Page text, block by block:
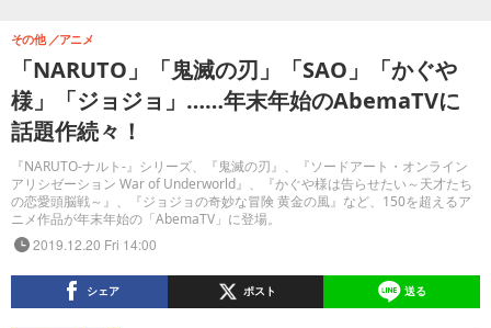
「NARUTO」「鬼滅の刃」「SAO」「かぐや
様」「ジョジョ」……年末年始のAbemaTVに
話題作続々！
『NARUTO-ナルト-』シリーズ、『鬼滅の刃』、『ソードアート・オンライン
アリシゼーション War of Underworld』、『かぐや様は告らせたい～天才たち
の恋愛頭脳戦～』、『ジョジョの奇妙な冒険 黄金の風』など、150を超えるア
ニメ作品が年末年始の「AbemaTV」に登場。
その他 アニメ
2019.12.20 Fri 14:00
シェア ポスト 送る